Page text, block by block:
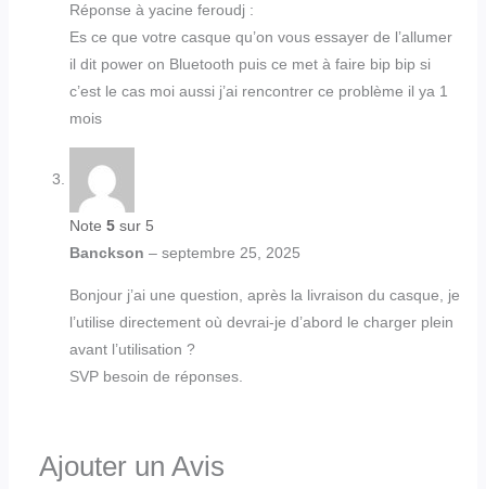
Réponse à yacine feroudj :
Es ce que votre casque qu’on vous essayer de l’allumer
il dit power on Bluetooth puis ce met à faire bip bip si
c’est le cas moi aussi j’ai rencontrer ce problème il ya 1
mois
Note 5sur 5
Banckson – septembre 25, 2025
Bonjour j’ai une question, après la livraison du casque, je
l’utilise directement où devrai-je d’abord le charger plein
avant l’utilisation ?
SVP besoin de réponses.
Ajouter un Avis